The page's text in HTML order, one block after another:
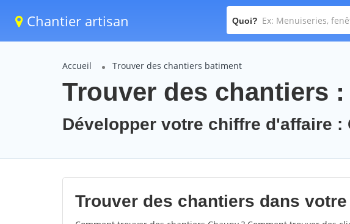
Chantier artisan Quoi?
Accueil Trouver des chantiers batiment
Trouver des chantiers
Développer votre chiffre d'affaire :
Trouver des chantiers dans